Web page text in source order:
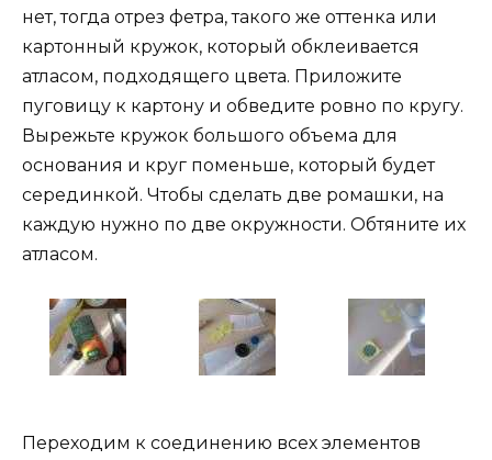
нет, тогда отрез фетра, такого же оттенка или
картонный кружок, который обклеивается
атласом, подходящего цвета. Приложите
пуговицу к картону и обведите ровно по кругу.
Вырежьте кружок большого объема для
основания и круг поменьше, который будет
серединкой. Чтобы сделать две ромашки, на
каждую нужно по две окружности. Обтяните их
атласом.
Переходим к соединению всех элементов